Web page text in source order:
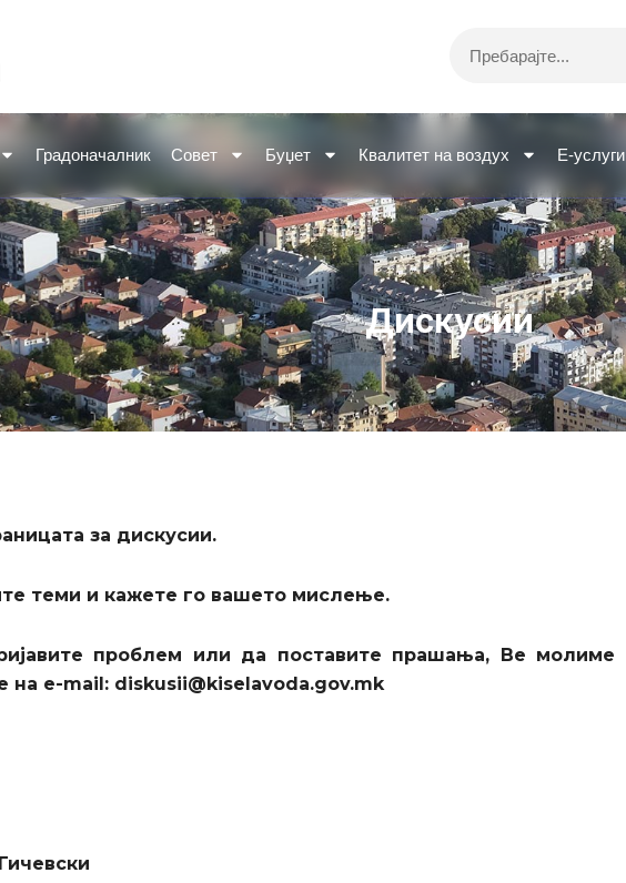
Градоначалник Совет Буџет Квалитет на воздух Е-услуги
Дискусии
за дискусии.
теми и кажете го вашето мислење.
проблем или да поставите прашања, Ве молиме
на e-mail: diskusii@kiselavoda.gov.mk